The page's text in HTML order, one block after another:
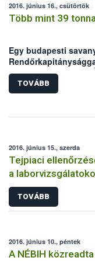
2016. június 16., csütörtök
Több mint 39
Egy budapesti
biztonsági Hivatal
élelmiszert vontak ki
TOVÁBB
2016. június 15., szerda
Tejpiaci
a
TOVÁBB
2016. június 10., péntek
A NÉBIH